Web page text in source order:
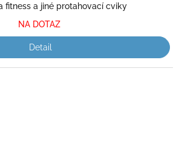
2,5
5
hvězdiček.
fitness a jiné protahovací cviky
NA DOTAZ
Detail